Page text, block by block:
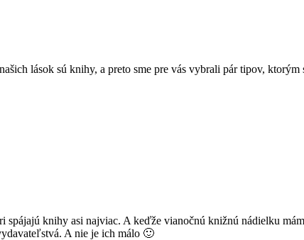
lások sú knihy, a preto sme pre vás vybrali pár tipov,
spájajú knihy asi najviac. A keďže vianočnú knižnú nádielku
A nie je ich málo 🙂